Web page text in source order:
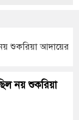
শুকরিয়া আদায়ের
নয় শুকরিয়া